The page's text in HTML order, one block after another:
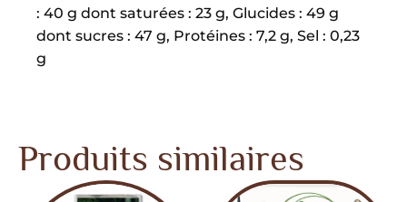
: 40 g dont saturées : 23 g, Glucides : 49 g
dont sucres : 47 g, Protéines : 7,2 g, Sel : 0,23
g
Produits similaires